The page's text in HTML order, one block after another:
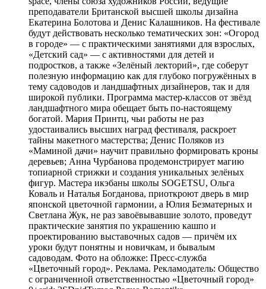
преподаватели Британской высшей школы дизайна
Екатерина Болотова и Денис Калашников. На фестивале
будут действовать несколько тематических зон: «Огород
в городе» — с практическими занятиями для взрослых,
«Детский сад» — с активностями для детей и
подростков, а также «Зелёный лекторий», где соберут
полезную информацию как для глубоко погружённых в
тему садоводов и ландшафтных дизайнеров, так и для
широкой публики. Программа мастер-классов от звёзд
ландшафтного мира обещает быть по-настоящему
богатой. Мария Принтц, чьи работы не раз
удостаивались высших наград фестиваля, раскроет
тайны макетного мастерства; Денис Поляков из
«Маминой дачи» научит правильно формировать кроны
деревьев; Анна Чурбанова продемонстрирует магию
топиарной стрижки и создания уникальных зелёных
фигур. Мастера икэбаны школы SOGETSU, Ольга
Коваль и Наталья Богданова, приоткроют дверь в мир
японской цветочной гармонии, а Юлия Безматерных и
Светлана Жук, не раз завоёвывавшие золото, проведут
практические занятия по украшению кашпо и
проектированию выставочных садов — причём их
уроки будут понятны и новичкам, и бывалым
садоводам. Фото на обложке: Пресс-служба
«Цветочный город». Реклама. Рекламодатель: Общество
с ограниченной ответственностью «Цветочный город»